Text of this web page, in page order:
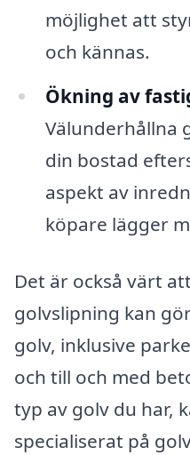
möjlighet att
och kännas.
Ökning av
Välunderhållna
din bostad
aspekt av
köpare lägger
Det är också värt
golvslipning kan
golv, inklusive
och till och med
typ av golv du har,
specialiserat på